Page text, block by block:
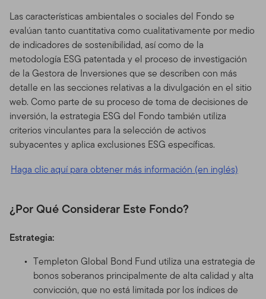
Las características ambientales o sociales del Fondo se
evalúan tanto cuantitativa como cualitativamente por medio
de indicadores de sostenibilidad, así como de la
metodología ESG patentada y el proceso de investigación
de la Gestora de Inversiones que se describen con más
detalle en las secciones relativas a la divulgación en el sitio
web. Como parte de su proceso de toma de decisiones de
inversión, la estrategia ESG del Fondo también utiliza
criterios vinculantes para la selección de activos
subyacentes y aplica exclusiones ESG específicas.
Haga clic aquí para obtener más información (en inglés)
¿Por Qué Considerar Este Fondo?
Estrategia:
Templeton Global Bond Fund utiliza una estrategia de
bonos soberanos principalmente de alta calidad y alta
convicción, que no está limitada por los índices de